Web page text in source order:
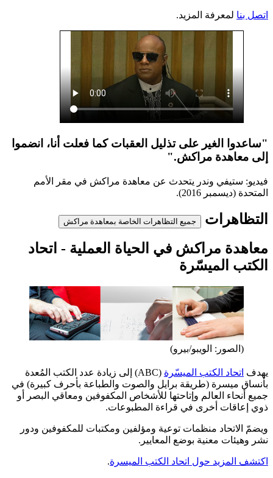
اتصل بنا لمعرفة المزيد.
"ساعدوا الغير على تذليل العقبات كما فعلت أنا، انضموا
إلى معاهدة مراكش."
فيديو: ستيفي وندر يتحدث عن معاهدة مراكش في مقر الأمم
المتحدة (ديسمبر 2016).
التظاهرات جميع التظاهرات الخاصة بمعاهدة مراكش
معاهدة مراكش في الحياة العملية - اتحاد
الكتب الميسّرة
(الصور: الويبو/بيرو)
يهدف اتحاد الكتب الميسّرة
(ABC) إلى زيادة عدد الكتب المُعدة
بأنساق ميسرة (طريقة برايل والصوت والطباعة بأحرف كبيرة) في
جميع أنحاء العالم وإتاحتها للأشخاص المكفوفين ومعاقي البصر أو
ذوي إعاقات أخرى في قراءة المطبوعات.
ويضمّ الاتحاد منظمات توعية ومؤلفين ومكتبات للمكفوفين ودور
نشر وهيئات معنية بوضع المعايير.
اكتشف المزيد حول اتحاد الكتب الميسرة.